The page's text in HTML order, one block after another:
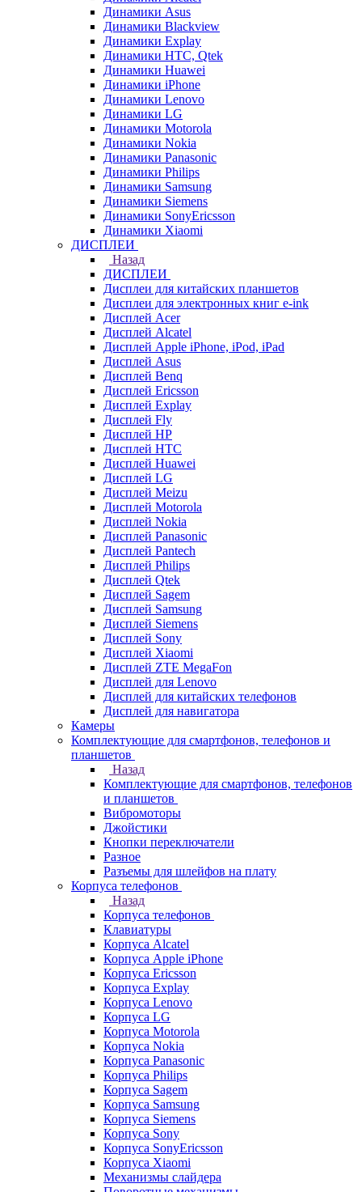
Динамики Asus
Динамики Blackview
Динамики Explay
Динамики HTC, Qtek
Динамики Huawei
Динамики iPhone
Динамики Lenovo
Динамики LG
Динамики Motorola
Динамики Nokia
Динамики Panasonic
Динамики Philips
Динамики Samsung
Динамики Siemens
Динамики SonyEricsson
Динамики Xiaomi
ДИСПЛЕИ
Назад
ДИСПЛЕИ
Дисплеи для китайских планшетов
Дисплеи для электронных книг e-ink
Дисплей Acer
Дисплей Alcatel
Дисплей Apple iPhone, iPod, iPad
Дисплей Asus
Дисплей Benq
Дисплей Ericsson
Дисплей Explay
Дисплей Fly
Дисплей HP
Дисплей HTC
Дисплей Huawei
Дисплей LG
Дисплей Meizu
Дисплей Motorola
Дисплей Nokia
Дисплей Panasonic
Дисплей Pantech
Дисплей Philips
Дисплей Qtek
Дисплей Sagem
Дисплей Samsung
Дисплей Siemens
Дисплей Sony
Дисплей Xiaomi
Дисплей ZTE MegaFon
Дисплей для Lenovo
Дисплей для китайских телефонов
Дисплей для навигатора
Камеры
Комплектующие для смартфонов, телефонов и
планшетов
Назад
Комплектующие для смартфонов, телефонов
и планшетов
Вибромоторы
Джойстики
Кнопки переключатели
Разное
Разъемы для шлейфов на плату
Корпуса телефонов
Назад
Корпуса телефонов
Клавиатуры
Корпуса Alcatel
Корпуса Apple iPhone
Корпуса Ericsson
Корпуса Explay
Корпуса Lenovo
Корпуса LG
Корпуса Motorola
Корпуса Nokia
Корпуса Panasonic
Корпуса Philips
Корпуса Sagem
Корпуса Samsung
Корпуса Siemens
Корпуса Sony
Корпуса SonyEricsson
Корпуса Xiaomi
Механизмы слайдера